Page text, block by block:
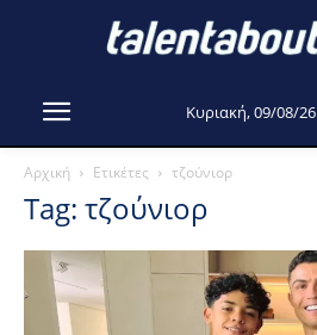
Κυριακή, 09/08/26
Αρχική Ετικέτες τζούνιορ
Tag: τζούνιορ